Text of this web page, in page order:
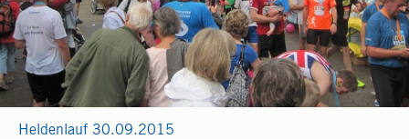
Heldenlauf 30.09.2015